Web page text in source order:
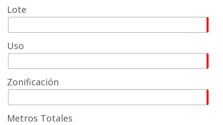
Lote
Uso
Zonificación
Metros Totales